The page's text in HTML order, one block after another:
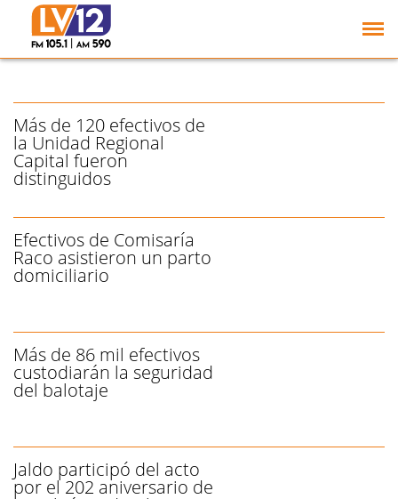
Malvivientes fueron
sorprendidos a bordo de
una motocicleta robada
Más de 120 efectivos de
la Unidad Regional
Capital fueron
distinguidos
Efectivos de Comisaría
Raco asistieron un parto
domiciliario
Más de 86 mil efectivos
custodiarán la seguridad
del balotaje
Jaldo participó del acto
por el 202 aniversario de